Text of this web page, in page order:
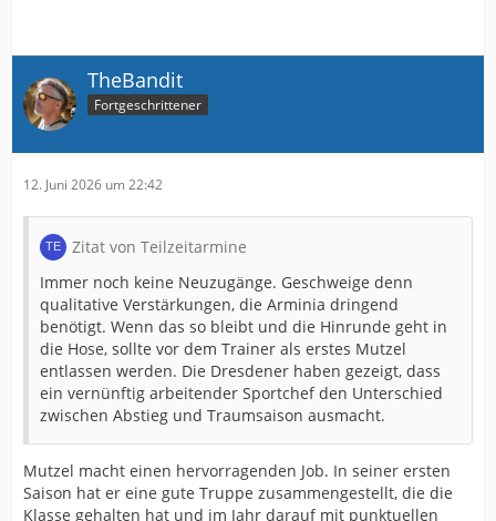
TheBandit
Fortgeschrittener
12. Juni 2026 um 22:42
Zitat von Teilzeitarmine
Immer noch keine Neuzugänge. Geschweige denn
qualitative Verstärkungen, die Arminia dringend
benötigt. Wenn das so bleibt und die Hinrunde geht in
die Hose, sollte vor dem Trainer als erstes Mutzel
entlassen werden. Die Dresdener haben gezeigt, dass
ein vernünftig arbeitender Sportchef den Unterschied
zwischen Abstieg und Traumsaison ausmacht.
Mutzel macht einen hervorragenden Job. In seiner ersten
Saison hat er eine gute Truppe zusammengestellt, die die
Klasse gehalten hat und im Jahr darauf mit punktuellen